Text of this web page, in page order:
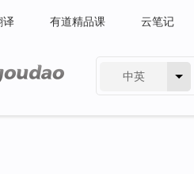
译 有道精品课 云笔记
中英